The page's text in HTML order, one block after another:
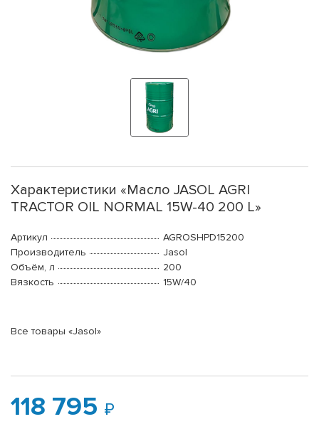
Характеристики «Масло JASOL AGRI
TRACTOR OIL NORMAL 15W-40 200 L»
Артикул
AGROSHPD15200
Производитель
Jasol
Объём, л
200
Вязкость
15W/40
Все товары «Jasol»
118 795